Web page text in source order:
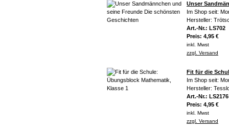
Unser
Im Shop seit:
Hersteller:
Art.-Nr.: LS702
Preis: 4,95 €
inkl. Mwst
zzgl. Versand
Fit für die
Im Shop seit:
Hersteller:
Art.-Nr.: LS2176
Preis: 4,95 €
inkl. Mwst
zzgl. Versand